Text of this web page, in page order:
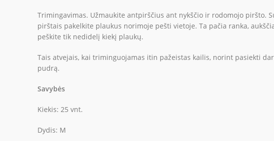
Trimingavimas. Užmaukite antpirščius ant nykščio ir rodomojo piršto.
pirštais pakelkite plaukus norimoje pešti vietoje. Ta pačia ranka,
peškite tik nedidelį kiekį plaukų.
Tais atvejais, kai triminguojamas itin pažeistas kailis, norint pasiekti
pudrą.
Savybės
Kiekis: 25 vnt.
Dydis: M